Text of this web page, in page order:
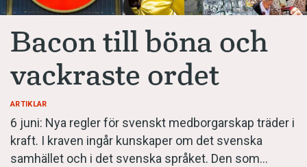
Podden
Anmäl till språkpolisen
Föreslå nyord
Prenumerera
Läs Språktidningen digitalt
Bacon till böna och
vackraste ordet
ARTIKLAR
6 juni: Nya regler för svenskt medborgarskap träder i
kraft. I kraven ingår kunskaper om det svenska
samhället och i det svenska språket. Den som…